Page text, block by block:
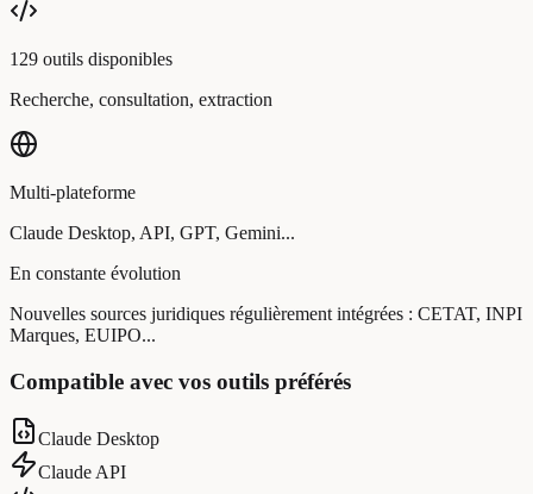
129 outils disponibles
Recherche, consultation, extraction
Multi-plateforme
Claude Desktop, API, GPT, Gemini...
En constante évolution
Nouvelles sources juridiques régulièrement intégrées : CETAT, INPI
Marques, EUIPO...
Compatible avec vos outils préférés
Claude Desktop
Claude API